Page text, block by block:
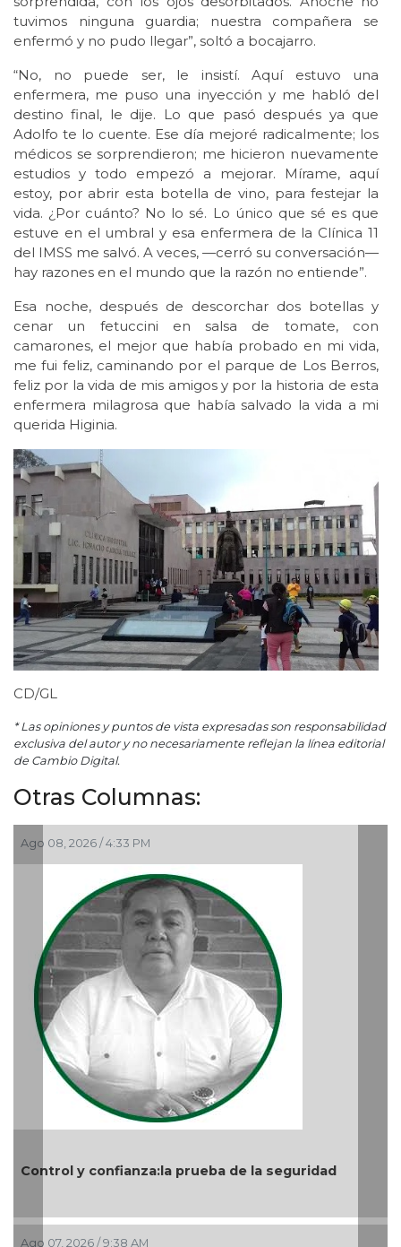
tuvimos ninguna guardia; nuestra compañera se
enfermó y no pudo llegar”, soltó a bocajarro.
“No, no puede ser, le insistí. Aquí estuvo una
enfermera, me puso una inyección y me habló del
destino final, le dije. Lo que pasó después ya que
Adolfo te lo cuente. Ese día mejoré radicalmente; los
médicos se sorprendieron; me hicieron nuevamente
estudios y todo empezó a mejorar. Mírame, aquí
estoy, por abrir esta botella de vino, para festejar la
vida. ¿Por cuánto? No lo sé. Lo único que sé es que
estuve en el umbral y esa enfermera de la Clínica 11
del IMSS me salvó. A veces, —cerró su conversación—
hay razones en el mundo que la razón no entiende”.
Esa noche, después de descorchar dos botellas y
cenar un fetuccini en salsa de tomate, con
camarones, el mejor que había probado en mi vida,
me fui feliz, caminando por el parque de Los Berros,
feliz por la vida de mis amigos y por la historia de esta
enfermera milagrosa que había salvado la vida a mi
querida Higinia.
CD/GL
* Las opiniones y puntos de vista expresadas son responsabilidad
exclusiva del autor y no necesariamente reflejan la línea editorial
de Cambio Digital.
Otras Columnas:
de la seguridad